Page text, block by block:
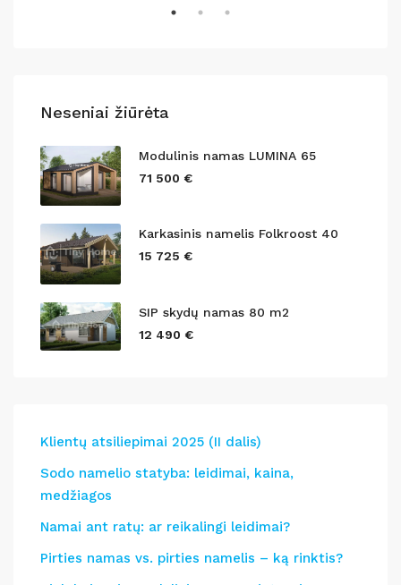
Neseniai žiūrėta
Modulinis namas LUMINA 65
71 500 €
Karkasinis namelis Folkroost 40
15 725 €
SIP skydų namas 80 m2
12 490 €
Klientų atsiliepimai 2025 (II dalis)
Sodo namelio statyba: leidimai, kaina,
medžiagos
Namai ant ratų: ar reikalingi leidimai?
Pirties namas vs. pirties namelis – ką rinktis?